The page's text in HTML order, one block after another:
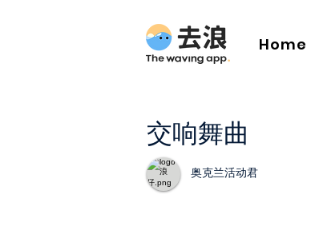
Home
交响舞曲
奥克兰活动君